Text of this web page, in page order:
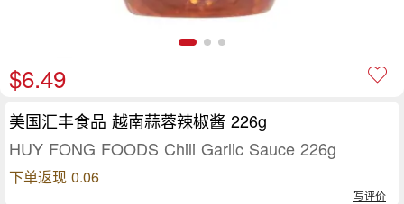
$6.49
美国汇丰食品 越南蒜蓉辣椒酱 226g
HUY FONG FOODS Chili Garlic Sauce 226g
下单返现 0.06
写评价